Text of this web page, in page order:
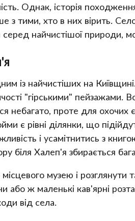
Однак, історія
з тими, хто в них вірить.
найчистішої природи,
із найчистіших на
"гірськими" пейзажами.
небагато, проте для охочих
є рівні ділянки, що
і усамітнитись з
біля Халеп'я збирається
музею і розглянути
або ж маленькі кав'ярні
від села.